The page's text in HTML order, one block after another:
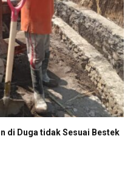
di Duga tidak Sesuai Bestek